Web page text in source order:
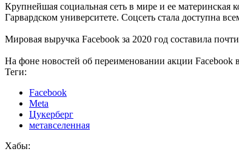
Крупнейшая социальная сеть в мире и ее материнская
Гарвардском университете. Соцсеть стала доступна
Мировая выручка Facebook за 2020 год составила
На фоне новостей об переименовании акции
Теги:
Facebook
Meta
Цукерберг
метавселенная
Хабы: